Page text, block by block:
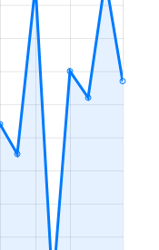
真駒内
徒歩8分
真駒内
徒歩8分
真駒内
真駒内
真駒内